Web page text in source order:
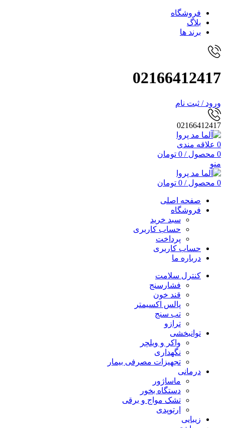
فروشگاه
بلاگ
برند ها
02166412417
ورود / ثبت نام
02166412417
0 علاقه مندی
0 محصول /
0 تومان
منو
0 محصول /
0 تومان
صفحه اصلی
فروشگاه
سبد خرید
حساب کاربری
پرداخت
حساب کاربری
درباره ما
کنترل سلامت
فشارسنج
قند خون
پالس اکسیمتر
تب سنج
ترازو
توانبخشی
واکر و ویلچر
نگهداری
تجهیزات مصرفی بیمار
درمانی
ماساژور
دستگاه بخور
تشک مواج و برقی
ارتوپدی
زیبایی